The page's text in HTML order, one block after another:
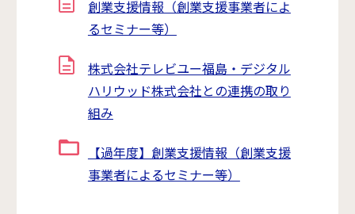
創業支援情報（創業支援事業者によ
るセミナー等）
株式会社テレビユー福島・デジタル
ハリウッド株式会社との連携の取り
組み
【過年度】創業支援情報（創業支援
事業者によるセミナー等）